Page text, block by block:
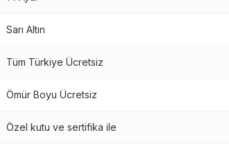
Sarı Altın
Tüm Türkiye Ücretsiz
Ömür Boyu Ücretsiz
Özel kutu ve sertifika ile